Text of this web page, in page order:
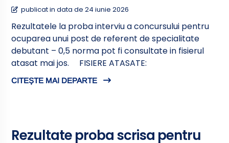
publicat in data de 24 iunie 2026
Rezultatele la proba interviu a concursului pentru
ocuparea unui post de referent de specialitate
debutant – 0,5 norma pot fi consultate in fisierul
atasat mai jos. FISIERE ATASATE:
CITEȘTE MAI DEPARTE
Rezultate proba scrisa pentru